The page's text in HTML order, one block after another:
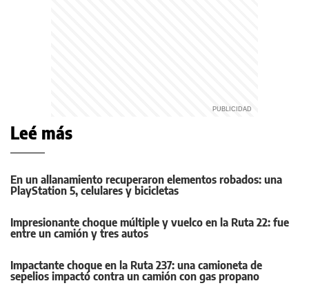
Leé más
En un allanamiento recuperaron elementos robados: una
PlayStation 5, celulares y bicicletas
Impresionante choque múltiple y vuelco en la Ruta 22: fue
entre un camión y tres autos
Impactante choque en la Ruta 237: una camioneta de
sepelios impactó contra un camión con gas propano